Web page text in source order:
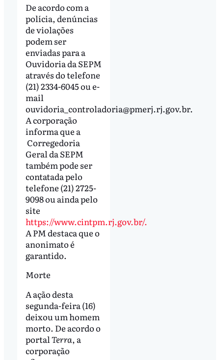
De acordo com a
polícia, denúncias
de violações
podem ser
enviadas para a
Ouvidoria da SEPM
através do telefone
(21) 2334-6045 ou e-
mail
ouvidoria_controladoria@pmerj.rj.gov.br.
A corporação
informa que a
Corregedoria
Geral da SEPM
também pode ser
contatada pelo
telefone (21) 2725-
9098 ou ainda pelo
site
https://www.cintpm.rj.gov.br/.
A PM destaca que o
anonimato é
garantido.
Morte
A ação desta
segunda-feira (16)
deixou um homem
morto. De acordo o
portalTerra, a
corporação